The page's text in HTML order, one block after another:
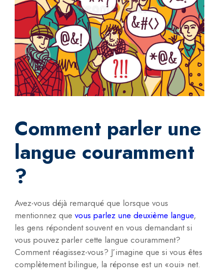
Comment parler une
langue couramment
?
Avez-vous déjà remarqué que lorsque vous
mentionnez que vous parlez une deuxième langue,
les gens répondent souvent en vous demandant si
vous pouvez parler cette langue couramment?
Comment réagissez-vous? J’imagine que si vous êtes
complètement bilingue, la réponse est un «oui» net.